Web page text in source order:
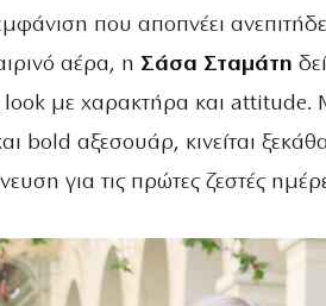
που αποπνέει
αέρα, η Σάσα Σταμάτη
με χαρακτήρα και attitude.
bold αξεσουάρ, κινείται
για τις πρώτες ζεστές